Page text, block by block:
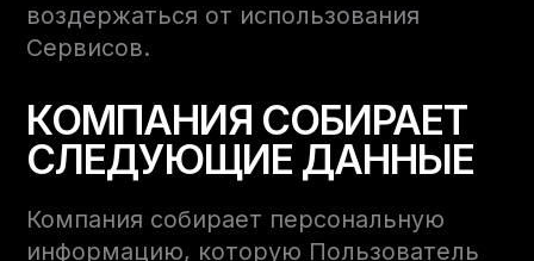
воздержаться от использования
Сервисов.
КОМПАНИЯ СОБИРАЕТ
СЛЕДУЮЩИЕ ДАННЫЕ
Компания собирает персональную
информацию, которую Пользователь